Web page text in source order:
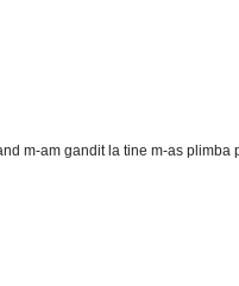
m-am gandit la tine m-as